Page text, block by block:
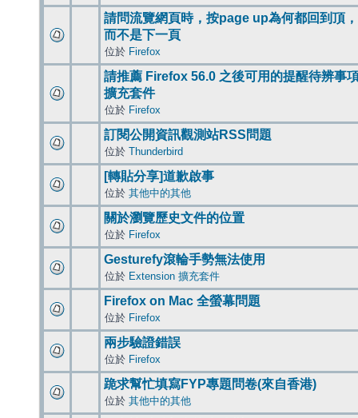
請問流覽網頁時，按page up為何都回到頂，
而不是下一頁
位於 Firefox
請推薦 Firefox 56.0 之後可用的提醒待辨事
擴充套件
位於 Firefox
訂閱公開資訊觀測站RSS問題
位於 Thunderbird
[轉貼分享]道歉啟事
位於 其他中的其他
關於瀏覽歷史文件的位置
位於 Firefox
Gesturefy滾輪手勢無法使用
位於 Extension 擴充套件
Firefox on Mac 全螢幕問題
位於 Firefox
兩步驗證錯誤
位於 Firefox
跪求幫忙填寫FYP專題問卷(來自香港)
位於 其他中的其他